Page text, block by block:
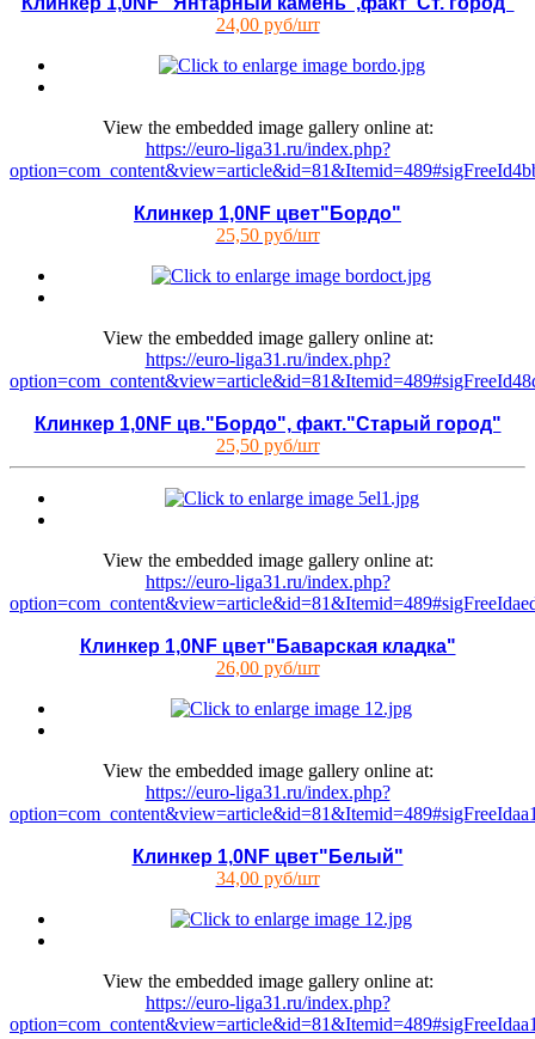
24,00 руб/шт
View the embedded image gallery online at:
https://euro-liga31.ru/index.php?
Клинкер 1,0NF цвет"Бордо"
25,50 руб/шт
View the embedded image gallery online at:
https://euro-liga31.ru/index.php?
Клинкер 1,0NF цв."Бордо", факт."Старый город"
25,50 руб/шт
View the embedded image gallery online at:
https://euro-liga31.ru/index.php?
Клинкер 1,0NF цвет"Баварская кладка"
26,00 руб/шт
View the embedded image gallery online at:
https://euro-liga31.ru/index.php?
Клинкер 1,0NF цвет"Белый"
34,00 руб/шт
View the embedded image gallery online at:
https://euro-liga31.ru/index.php?